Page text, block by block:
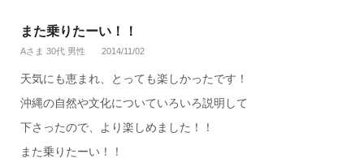
また乗りたーい！！
Aさま 30代 男性 2014/11/02
天気にも恵まれ、とっても楽しかったです！
沖縄の自然や文化についていろいろ説明して
下さったので、より楽しめました！！
また乗りたーい！！